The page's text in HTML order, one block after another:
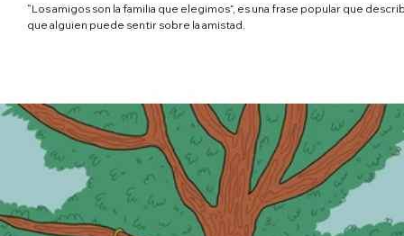
“Los amigos son la familia que elegimos”, es una frase popular que
que alguien puede sentir sobre la amistad.